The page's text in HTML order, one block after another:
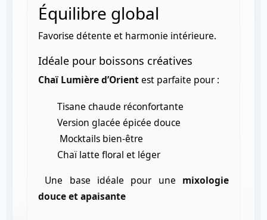
Équilibre global
Favorise détente et harmonie intérieure.
Idéale pour boissons créatives
Chaï Lumière d’Orientest parfaite pour :
Tisane chaude réconfortante
Version glacée épicée douce
Mocktails bien-être
Chaï latte floral et léger
Une base idéale pour une mixologie
douce et apaisante